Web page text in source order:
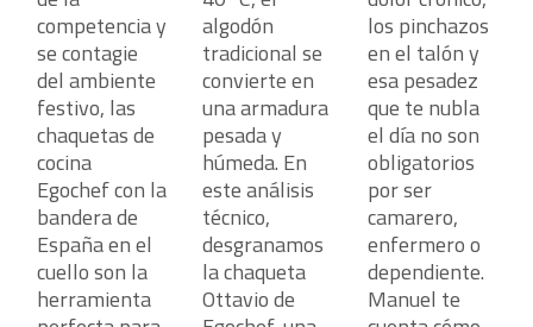
contigo
competencia y
se contagie
del ambiente
festivo, las
chaquetas de
cocina
Egochef con la
bandera de
España en el
cuello son la
herramienta
algodón
tradicional se
convierte en
una armadura
pesada y
húmeda. En
este análisis
técnico,
desgranamos
la chaqueta
Ottavio de
los pinchazos
en el talón y
esa pesadez
que te nubla
el día no son
obligatorios
por ser
camarero,
enfermero o
dependiente.
Manuel te